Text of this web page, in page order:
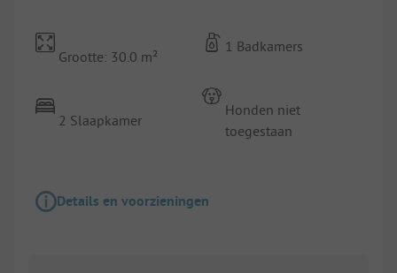
Grootte: 30.0 m²
2 Slaapkamer
1 Badkamers
Honden niet
toegestaan
Details en voorzieningen